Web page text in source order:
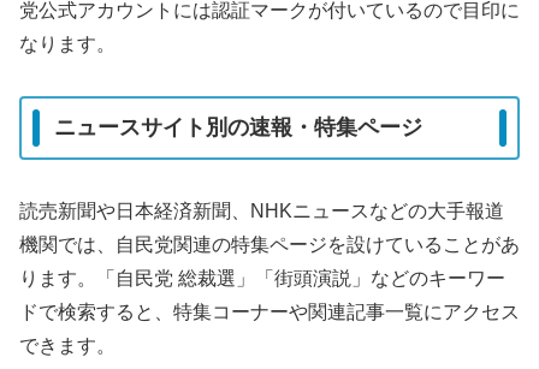
党公式アカウントには認証マークが付いているので目印に
なります。
ニュースサイト別の速報・特集ページ
読売新聞や日本経済新聞、NHKニュースなどの大手報道
機関では、自民党関連の特集ページを設けていることがあ
ります。「自民党 総裁選」「街頭演説」などのキーワー
ドで検索すると、特集コーナーや関連記事一覧にアクセス
できます。